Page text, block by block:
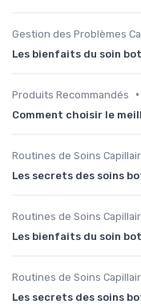
Gestion des Problèmes
Les bienfaits du soin
Produits Recommandés •
Comment choisir le
Routines de Soins
Les secrets des soins
Routines de Soins
Les bienfaits du soin
Routines de Soins
Les secrets des soins